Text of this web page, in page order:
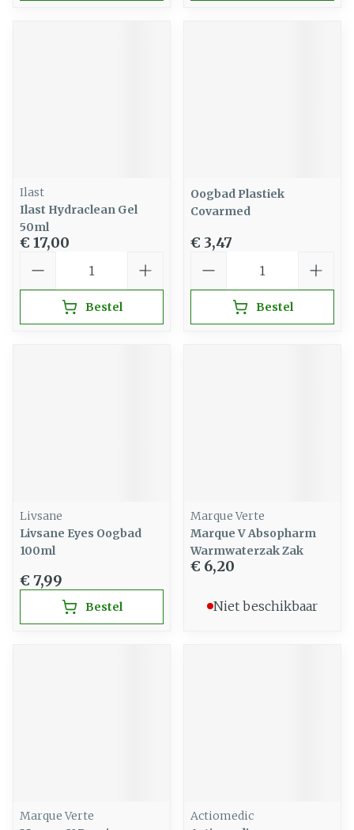
Ilast
Ilast Hydraclean Gel
50ml
€ 17,00
Bestel
Oogbad Plastiek
Covarmed
€ 3,47
Bestel
Livsane
Livsane Eyes Oogbad
100ml
€ 7,99
Bestel
Marque Verte
Marque V Absopharm
Warmwaterzak Zak
€ 6,20
Niet beschikbaar
Marque Verte
Actiomedic